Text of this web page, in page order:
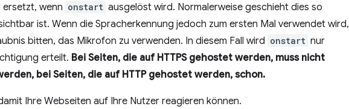
wenn onstart ausgelöst wird. Normalerweise geschieht dies so
ist. Wenn die Spracherkennung jedoch zum ersten Mal verwendet wird,
bitten, das Mikrofon zu verwenden. In diesem Fall wird onstart nur
erteilt. Bei Seiten, die auf HTTPS gehostet werden, muss nicht
bei Seiten, die auf HTTP gehostet werden, schon.
Ihre Webseiten auf Ihre Nutzer reagieren können.